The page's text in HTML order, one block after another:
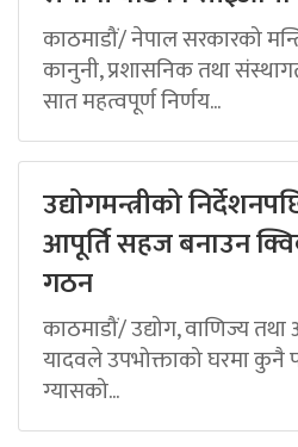
काठमाडौं/ नेपाल सरकारको
कानुनी, प्रशासनिक तथा
सात महत्वपूर्ण निर्णय...
उद्योगमन्त्रीको
आपूर्ति सहज बनाउन
गठन
काठमाडौं/ उद्योग, वाणिज्य तथा
यादवले उपभोक्ताको घरमा कुनै
ग्यासको...